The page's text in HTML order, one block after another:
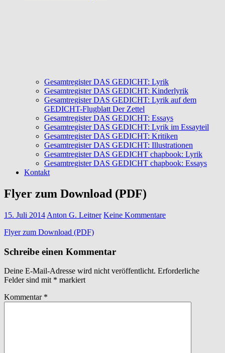
Gesamtregister DAS GEDICHT: Lyrik
Gesamtregister DAS GEDICHT: Kinderlyrik
Gesamtregister DAS GEDICHT: Lyrik auf dem
GEDICHT-Flugblatt Der Zettel
Gesamtregister DAS GEDICHT: Essays
Gesamtregister DAS GEDICHT: Lyrik im Essayteil
Gesamtregister DAS GEDICHT: Kritiken
Gesamtregister DAS GEDICHT: Illustrationen
Gesamtregister DAS GEDICHT chapbook: Lyrik
Gesamtregister DAS GEDICHT chapbook: Essays
Kontakt
Flyer zum Download (PDF)
15. Juli 2014 Anton G. Leitner Keine Kommentare
Flyer zum Download (PDF)
Schreibe einen Kommentar
Deine E-Mail-Adresse wird nicht veröffentlicht. Erforderliche
Felder sind mit * markiert
Kommentar *